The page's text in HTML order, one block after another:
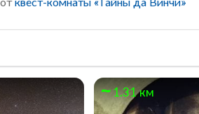
1.31 км